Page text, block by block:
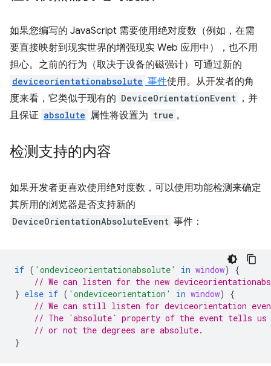
如果您编写的 JavaScript 需要使用绝对度数（例如，在需
要直接映射到现实世界的增强现实 Web 应用中），也不用
担心。之前的行为（取决于设备的磁强计）可通过新的
deviceorientationabsolute 事件使用。从开发者的角
度来看，它类似于现有的 DeviceOrientationEvent ，并
且保证 absolute 属性将设置为 true 。
检测支持的内容
如果开发者更喜欢使用绝对度数，可以使用功能检测来确定
其所用的浏览器是否支持新的
DeviceOrientationAbsoluteEvent 事件：
if ( 'ondeviceorientationabsolute' in window)
{
// We can listen for the new
} else if ( 'ondeviceorientation' in window)
{
// We can still listen for deviceorientation
// The `absolute` property of the event tells us
// or not the degrees are absolute.
}